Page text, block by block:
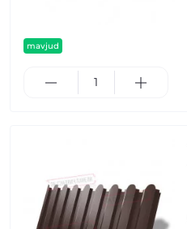
mavjud